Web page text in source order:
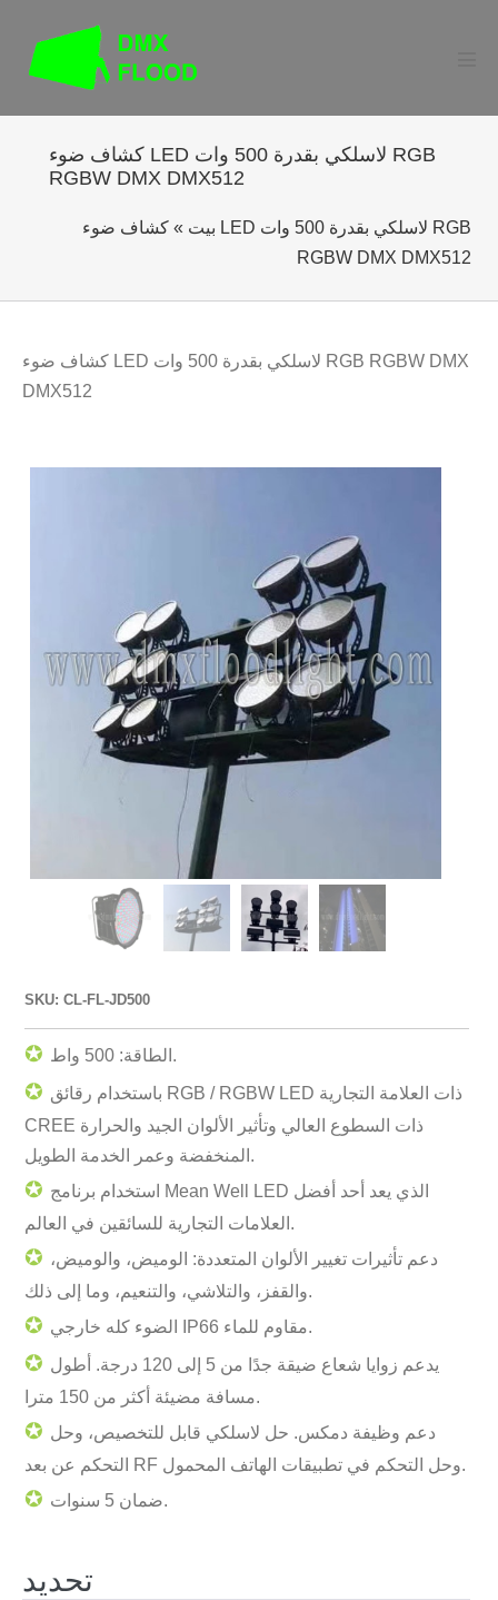
المحتوى
كشاف ضوء LED لاسلكي بقدرة 500 وات RGB
RGBW DMX DMX512
بيت » كشاف ضوء LED لاسلكي بقدرة 500 وات RGB
RGBW DMX DMX512
كشاف ضوء LED لاسلكي بقدرة 500 وات RGB RGBW DMX
DMX512
SKU: CL-FL-JD500
✪ الطاقة: 500 واط.
✪ باستخدام رقائق RGB / RGBW LED ذات العلامة التجارية
CREE ذات السطوع العالي وتأثير الألوان الجيد والحرارة
المنخفضة وعمر الخدمة الطويل.
✪ استخدام برنامج Mean Well LED الذي يعد أحد أفضل
العلامات التجارية للسائقين في العالم.
✪ دعم تأثيرات تغيير الألوان المتعددة: الوميض، والوميض،
والقفز، والتلاشي، والتنعيم، وما إلى ذلك.
✪ الضوء كله خارجي IP66 مقاوم للماء.
✪ يدعم زوايا شعاع ضيقة جدًا من 5 إلى 120 درجة. أطول
مسافة مضيئة أكثر من 150 مترا.
✪ دعم وظيفة دمكس. حل لاسلكي قابل للتخصيص، وحل
التحكم عن بعد RF وحل التحكم في تطبيقات الهاتف المحمول.
✪ ضمان 5 سنوات.
تحديد